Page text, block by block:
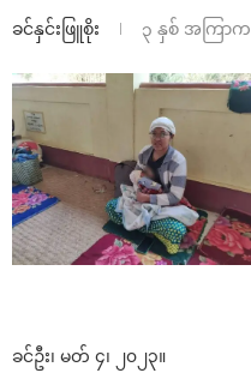
ခင်နှင်းဖြူစိုး ၃ နှစ် အကြာက
ခင်ဦး၊ မတ် ၄၊ ၂၀၂၃။